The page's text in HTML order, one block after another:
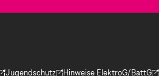
Jugendschutz Hinweise ElektroG/BattG